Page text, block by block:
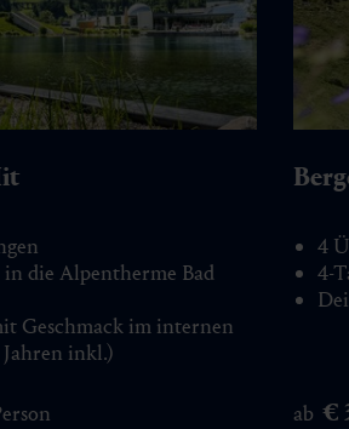
die Alpentherme Bad
Geschmack im internen
Jahren inkl.)
ab €
4
4-